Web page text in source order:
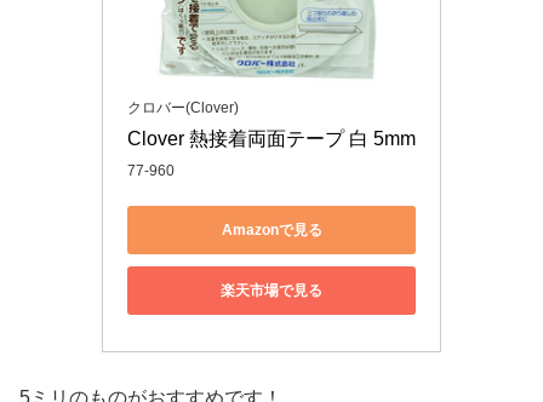
クロバー(Clover)
Clover 熱接着両面テープ 白 5mm
77-960
Amazonで見る
楽天市場で見る
5ミリのものがおすすめです！